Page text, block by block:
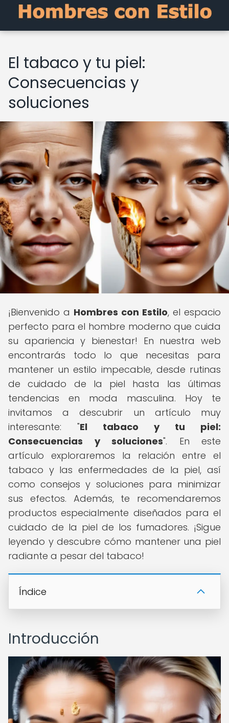
El tabaco y tu piel:
Consecuencias y
soluciones
¡Bienvenido a Hombres con Estilo, el espacio
perfecto para el hombre moderno que cuida
su apariencia y bienestar! En nuestra web
encontrarás todo lo que necesitas para
mantener un estilo impecable, desde rutinas
de cuidado de la piel hasta las últimas
tendencias en moda masculina. Hoy te
invitamos a descubrir un artículo muy
interesante: "El tabaco y tu piel:
Consecuencias y soluciones". En este
artículo exploraremos la relación entre el
tabaco y las enfermedades de la piel, así
como consejos y soluciones para minimizar
sus efectos. Además, te recomendaremos
productos especialmente diseñados para el
cuidado de la piel de los fumadores. ¡Sigue
leyendo y descubre cómo mantener una piel
radiante a pesar del tabaco!
Índice
Introducción